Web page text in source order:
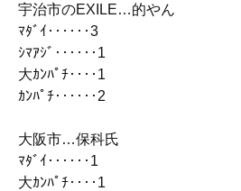
宇治市のEXILE…的やん
ﾏﾀﾞｲ‥‥‥3
ｼﾏｱｼﾞ‥‥‥1
大ｶﾝﾊﾟﾁ‥‥1
ｶﾝﾊﾟﾁ‥‥‥2
大阪市…保科氏
ﾏﾀﾞｲ‥‥‥1
大ｶﾝﾊﾟﾁ‥‥1